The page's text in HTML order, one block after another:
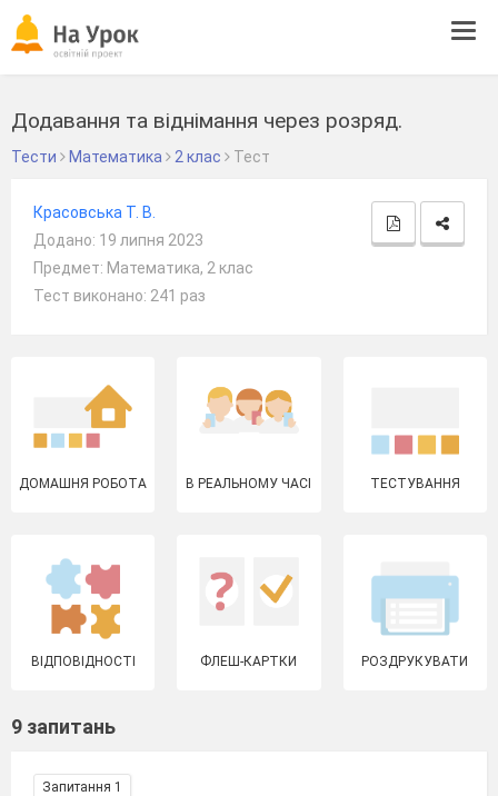
Додавання та віднімання через розряд.
Тести Математика 2 клас Тест
Красовська Т. В.
Додано: 19 липня 2023
Предмет: Математика, 2 клас
Тест виконано: 241 раз
ДОМАШНЯ РОБОТА В РЕАЛЬНОМУ ЧАСІ ТЕСТУВАННЯ
ВІДПОВІДНОСТІ ФЛЕШ-КАРТКИ РОЗДРУКУВАТИ
9 запитань
Запитання 1